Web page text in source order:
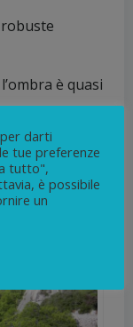
è quasi
darti
tue preferenze
tutto",
è possibile
un